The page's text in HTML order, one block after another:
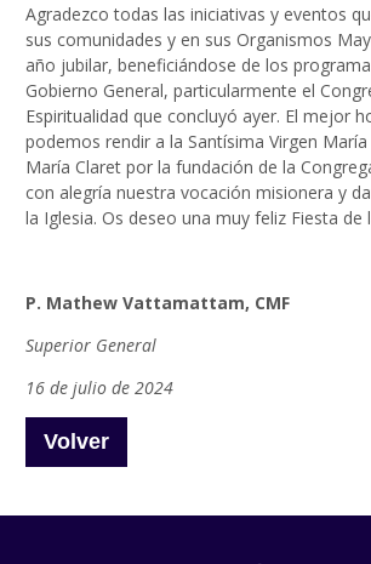
Agradezco todas las iniciativas y eventos
sus comunidades y en sus Organismos
año jubilar, beneficiándose de los
Gobierno General, particularmente el
Espiritualidad que concluyó ayer. El mejor
podemos rendir a la Santísima Virgen
María Claret por la fundación de la
con alegría nuestra vocación misionera y
la Iglesia. Os deseo una muy feliz Fiesta de
P. Mathew Vattamattam, CMF
Superior General
16 de julio de 2024
Volver